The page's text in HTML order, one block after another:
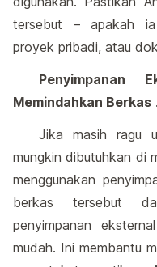
tersebut – apakah
proyek pribadi, atau
Penyimpanan
Memindahkan Berkas .
Jika masih ragu
mungkin dibutuhkan di
menggunakan
berkas tersebut
penyimpanan
mudah. Ini membantu